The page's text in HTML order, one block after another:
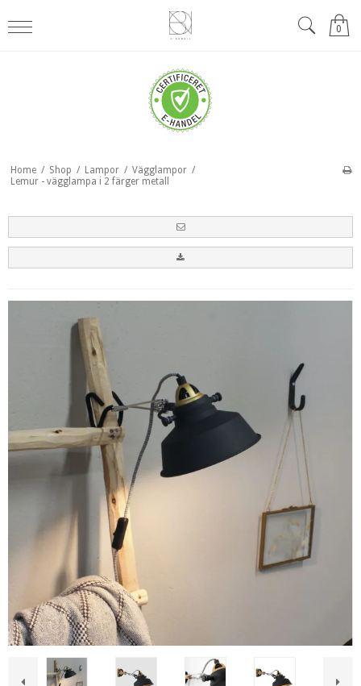
0
Home / Shop / Lampor / Vägglampor /
Lemur - vägglampa i 2 färger metall